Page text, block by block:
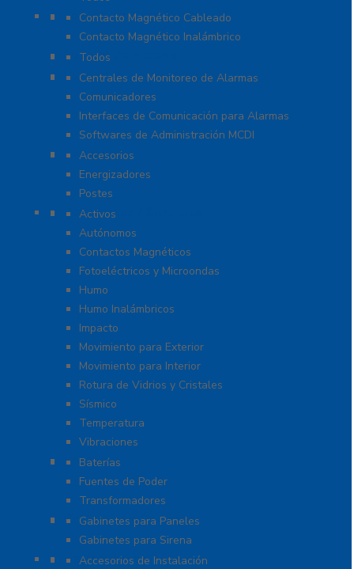
Contactos Magnéticos
Contacto Magnético Cableado
Contacto Magnético Inalámbrico
Control de Acceso
Todos
Centrales de Monitoreo
Centrales de Monitoreo de Alarmas
Comunicadores
Interfaces de Comunicación para Alarmas
Softwares de Administración MCDI
Cercas
Accesorios
Energizadores
Postes
Detectores / Sensores
Activos
Autónomos
Contactos Magnéticos
Fotoeléctricos y Microondas
Humo
Humo Inalámbricos
Impacto
Movimiento para Exterior
Movimiento para Interior
Rotura de Vidrios y Cristales
Sísmico
Temperatura
Vibraciones
Energía
Baterías
Fuentes de Poder
Transformadores
Gabinetes y Carcasas
Gabinetes para Paneles
Gabinetes para Sirena
Herramientas
Accesorios de Instalación